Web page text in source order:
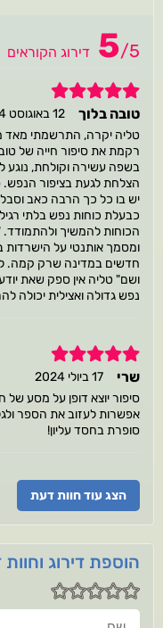
5/5 דירוג הקוראים
5
טובה בלוך
12 באוגוסט 2024
טליה יקרה, התרשמתי מאד
רקמת את סיפור חייה של
בשפה עשירה וקולחת, נוגע
הצלחת לגעת בציפור הנפש.
יש בו כל כך הרבה כאב
כבעלת כוחות נפש בלתי
הכוחות להמשיך ולהתמודד.
ומסמך אותנטי על הישרדות
חדשים במדינה שרק קמה.
ושם" טליה אין ספק שאת
נפש גדולה ואצילית יכולה
5
שרי
17 ביולי 2024
סיפור יוצא דופן על מסע
אפשרות לעזוב את הספר
סופרת בחסד עליון!
הצג עוד חוות דעת
הוספת דירוג
שם